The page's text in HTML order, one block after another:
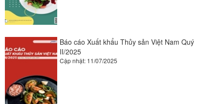
Báo cáo Xuất khẩu Thủy sản Việt Nam Quý
II/2025
Cập nhật: 11/07/2025